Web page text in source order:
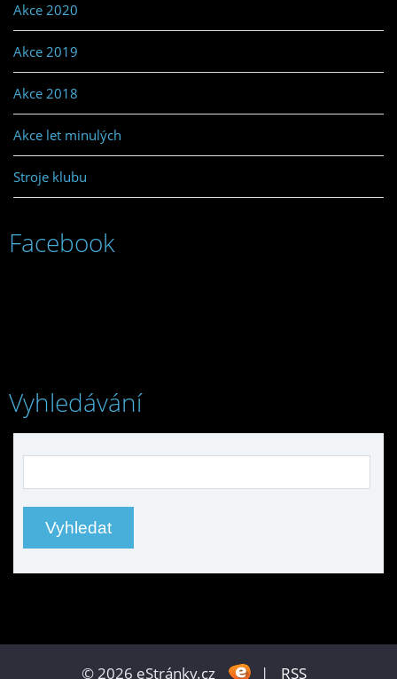
Akce 2020
Akce 2019
Akce 2018
Akce let minulých
Stroje klubu
Facebook
Vyhledávání
© 2026 eStránky.cz | RSS